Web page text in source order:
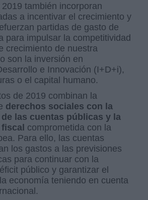
también incorporan
a incentivar el crecimiento y
partidas de gasto de
para impulsar la competitividad
crecimiento de nuestra
son la inversión en
e Innovación (I+D+i),
o el capital humano.
de 2019 combinan la
derechos sociales con la
las cuentas públicas y la
comprometida con la
Para ello, las cuentas
los gastos a las previsiones
para continuar con la
público y garantizar el
economía teniendo en cuenta